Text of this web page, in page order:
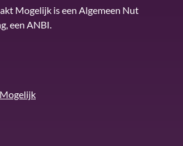
Mogelijk is een Algemeen Nut
een ANBI.